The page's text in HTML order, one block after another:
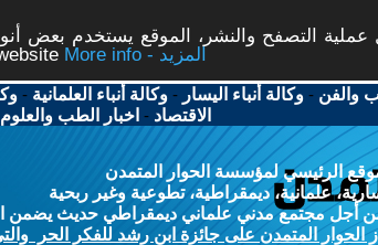
التصفح والنشر، الموقع يستخدم بعض
More info - المزيد
والفن -وكالة أنباء اليسار -وكالة أنباء العلمانية -
الاقتصاد - اخبار الطب والعلوم
الرئيسي لمؤسسة الحوار المتمدن
علمانية، ديمقراطية، تطوعية وغير ربحية
أجل مجتمع مدني علماني ديمقراطي حديث يضمن
الحوار المتمدن على جائزة ابن رشد للفكر الحر